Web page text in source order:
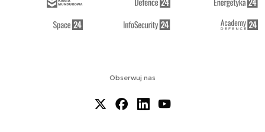
Obserwuj nas